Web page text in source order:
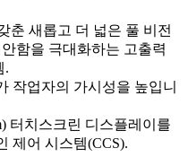
춘 새롭고 더 넓은 풀 비전
함을 극대화하는 고출력
.
작업자의 가시성을 높입니
터치스크린 디스플레이를
제어 시스템(CCS).